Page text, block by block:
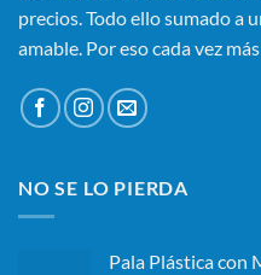
precios. Todo ello sumado a
amable. Por eso cada vez
NO SE LO PIERDA
Pala Plástica con